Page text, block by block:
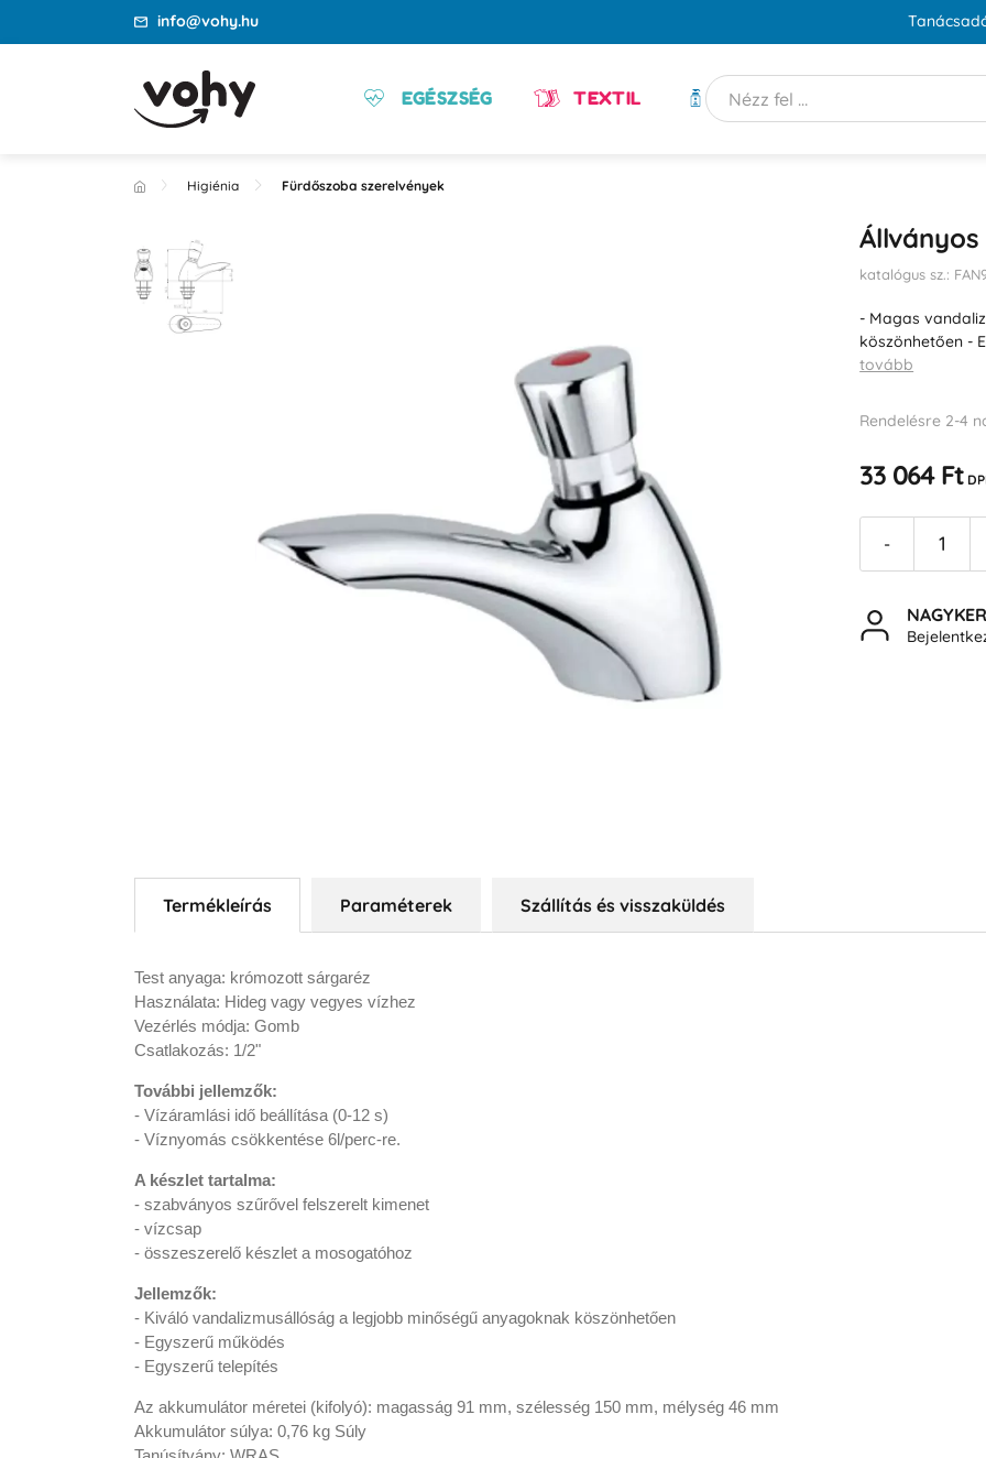
info@vohy.hu
EGÉSZSÉG TEXTIL HIGIÉNIA
Higiénia Fürdőszoba szerelvények
katalógus sz.:
- Magas
köszönhetően -
tovább
Rendelésre 2-4
33 064 Ft
-
NAGYKER
Termékleírás Paraméterek Szállítás és visszaküldés
Test anyaga: krómozott sárgaréz
Használata: Hideg vagy vegyes vízhez
Vezérlés módja: Gomb
Csatlakozás: 1/2"
További jellemzők:
- Vízáramlási idő beállítása (0-12 s)
- Víznyomás csökkentése 6l/perc-re.
A készlet tartalma:
- szabványos szűrővel felszerelt kimenet
- vízcsap
- összeszerelő készlet a mosogatóhoz
Jellemzők:
- Kiváló vandalizmusállóság a legjobb minőségű anyagoknak köszönhetően
- Egyszerű működés
- Egyszerű telepítés
Az akkumulátor méretei (kifolyó): magasság 91 mm, szélesség 150 mm, mélység 46 mm
Akkumulátor súlya: 0,76 kg Súly